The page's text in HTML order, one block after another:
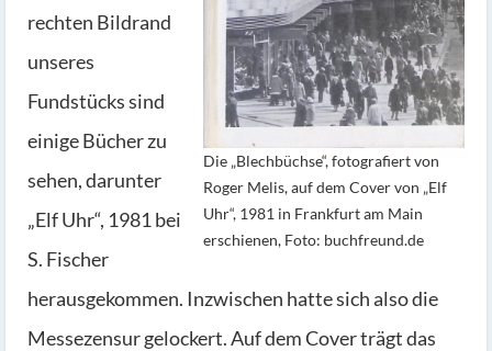
Die „Blechbüchse“, fotografiert von
Roger Melis, auf dem Cover von „Elf
Uhr“, 1981 in Frankfurt am Main
erschienen, Foto: buchfreund.de
rechten Bildrand
unseres
Fundstücks sind
einige Bücher zu
sehen, darunter
„Elf Uhr“, 1981 bei
S. Fischer
herausgekommen. Inzwischen hatte sich also die
Messezensur gelockert. Auf dem Cover trägt das